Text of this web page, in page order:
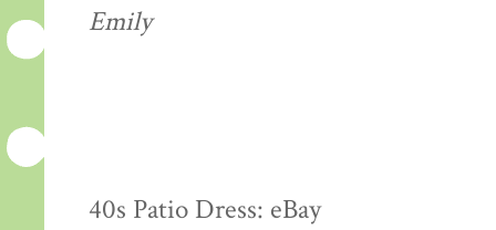
Emily
40s Patio Dress: eBay